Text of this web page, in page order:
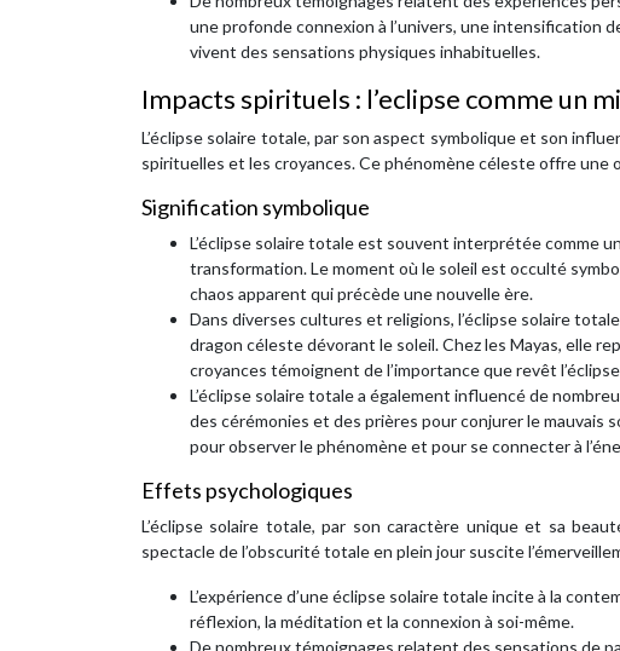
une profonde connexion à l’univers, une intensification
vivent des sensations physiques inhabituelles.
Impacts spirituels : l’eclipse comme un
L’éclipse solaire totale, par son aspect symbolique et son
spirituelles et les croyances. Ce phénomène céleste offre
Signification symbolique
L’éclipse solaire totale est souvent interprétée comme
transformation. Le moment où le soleil est occulté
chaos apparent qui précède une nouvelle ère.
Dans diverses cultures et religions, l’éclipse solaire
dragon céleste dévorant le soleil. Chez les Mayas, elle
croyances témoignent de l’importance que revêt
L’éclipse solaire totale a également influencé de
des cérémonies et des prières pour conjurer le mauvais
pour observer le phénomène et pour se connecter à
Effets psychologiques
L’éclipse solaire totale, par son caractère unique et sa
spectacle de l’obscurité totale en plein jour suscite
L’expérience d’une éclipse solaire totale incite à la
réflexion, la méditation et la connexion à soi-même.
De nombreux témoignages relatent des sensations de